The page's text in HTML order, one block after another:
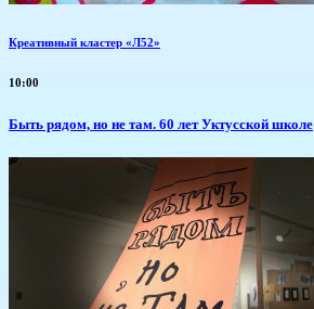
Креативный кластер «Л52»
10:00
Быть рядом, но не там. 60 лет Уктусской школе